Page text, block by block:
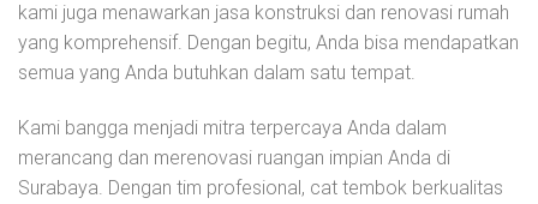
kami juga menawarkan jasa konstruksi dan renovasi rumah
yang komprehensif. Dengan begitu, Anda bisa mendapatkan
semua yang Anda butuhkan dalam satu tempat.
Kami bangga menjadi mitra terpercaya Anda dalam
merancang dan merenovasi ruangan impian Anda di
Surabaya. Dengan tim profesional, cat tembok berkualitas